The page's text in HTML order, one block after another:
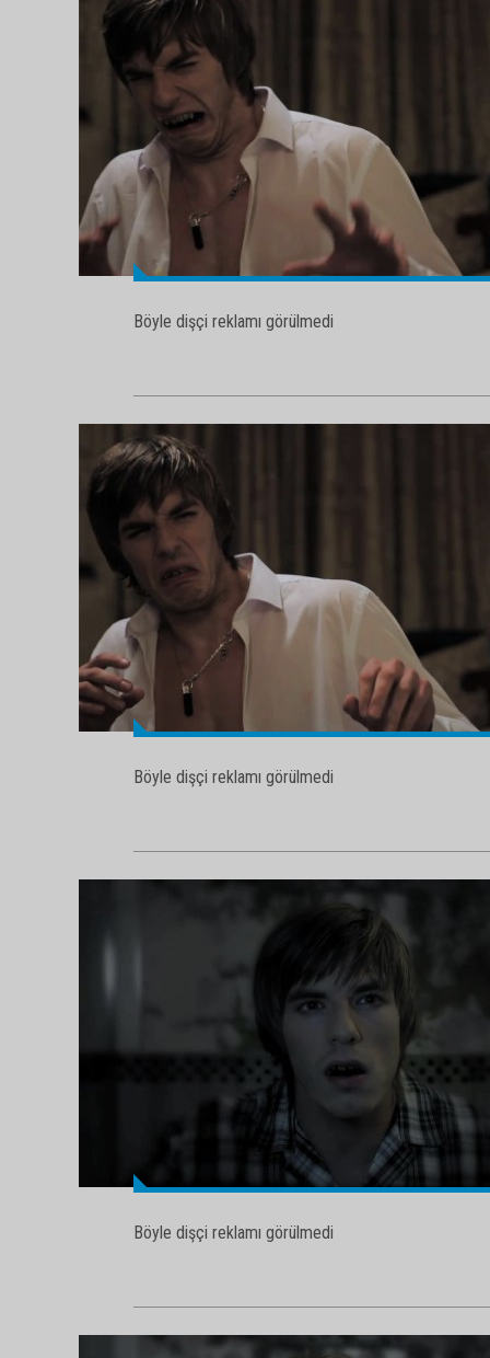
Böyle dişçi reklamı görülmedi
Böyle dişçi reklamı görülmedi
Böyle dişçi reklamı görülmedi